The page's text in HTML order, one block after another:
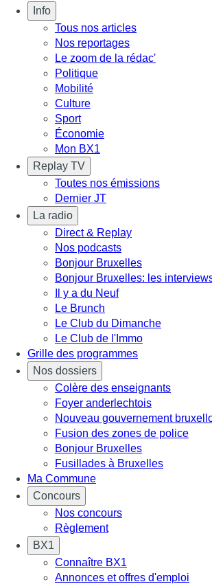
Info
Tous nos articles
Nos reportages
Le zoom de la rédac'
Politique
Mobilité
Culture
Sport
Économie
Mon BX1
Replay TV
Toutes nos émissions
Dernier JT
La radio
Direct & Replay
Nos podcasts
Bonjour Bruxelles
Bonjour Bruxelles: les
Il y a du Neuf
Le Brunch
Le Club du Dimanche
Le Club de l'Immo
Grille des programmes
Nos dossiers
Colère des enseignants
Foyer anderlechtois
Nouveau gouvernement
Fusion des zones de police
Bonjour Bruxelles
Fusillades à Bruxelles
Ma Commune
Concours
Nos concours
Règlement
BX1
Connaître BX1
Annonces et offres d'emploi